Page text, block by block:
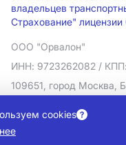
владельцев
Страхование"
ООО "Орвалон"
ИНН: 9723262082 /
109651, город Москва,
Политика в отношении
Согласие на рекламную
Правовая информация
cookies